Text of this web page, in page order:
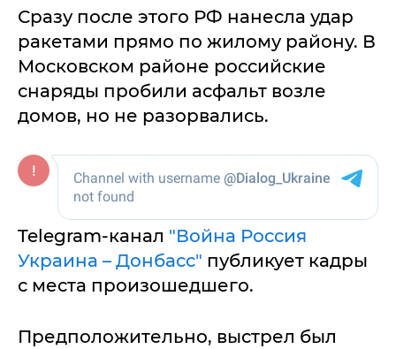
Сразу после этого РФ нанесла удар
ракетами прямо по жилому району. В
Московском районе российские
снаряды пробили асфальт возле
домов, но не разорвались.
Telegram-канал "Война Россия
Украина – Донбасс" публикует кадры
с места произошедшего.
Предположительно, выстрел был